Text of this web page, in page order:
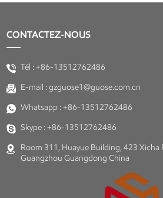
CONTACTEZ-NOUS
Tél :+86-13512762486
E-mail :gzguose1@guose.com.cn
Whatsapp :+86-13512762486
Skype :+86-13512762486
Room 311, Huayue Building, 423 Xicha
Guangzhou Guangdong China